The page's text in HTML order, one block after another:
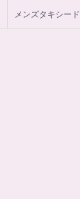
メンズタキシード